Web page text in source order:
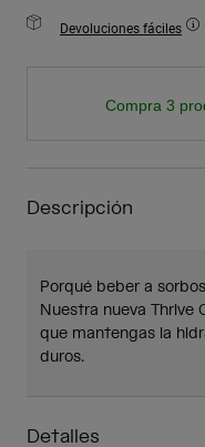
Devoluciones fáciles
Compra 3
Descripción
Porqué beber a
Nuestra nueva Thrive
que mantengas la
duros.
Detalles